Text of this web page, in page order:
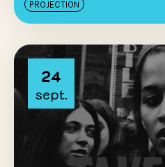
PROJECTION
24
sept.